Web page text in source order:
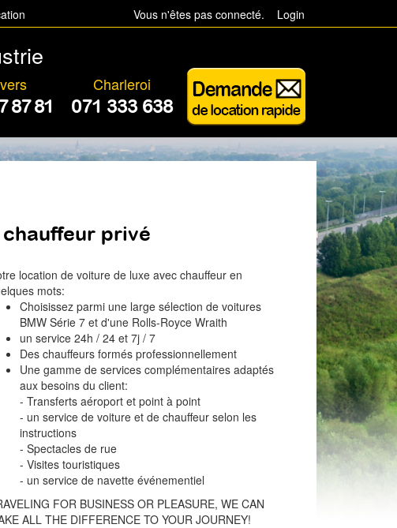
Vous n'êtes pas connecté. Login
87 81
Charleroi
071 333 638
privé
location de voiture de luxe avec chauffeur en
mots:
Choisissez parmi une large sélection de voitures
BMW Série 7 et d'une Rolls-Royce Wraith
un service 24h / 24 et 7j / 7
Des chauffeurs formés professionnellement
Une gamme de services complémentaires adaptés
aux besoins du client:
- Transferts aéroport et point à point
- un service de voiture et de chauffeur selon les
instructions
- Spectacles de rue
- Visites touristiques
- un service de navette événementiel
FOR BUSINESS OR PLEASURE, WE CAN
ALL THE DIFFERENCE TO YOUR JOURNEY!